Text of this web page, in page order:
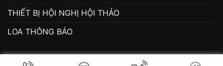
THIẾT BỊ HỘI NGHỊ HỘI THẢO
LOA THÔNG BÁO
Copyright 2026 © vtge.vn . All Rights Reserved. Developed